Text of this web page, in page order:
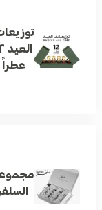
عطراً